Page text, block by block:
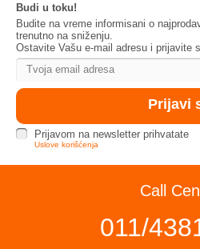
Budi u toku!
Budite na vreme informisani o
trenutno na sniženju.
Ostavite Vašu e-mail adresu i prijavite
Prijavom na newsletter prihvatate
Uslove korišćenja
Call
011/